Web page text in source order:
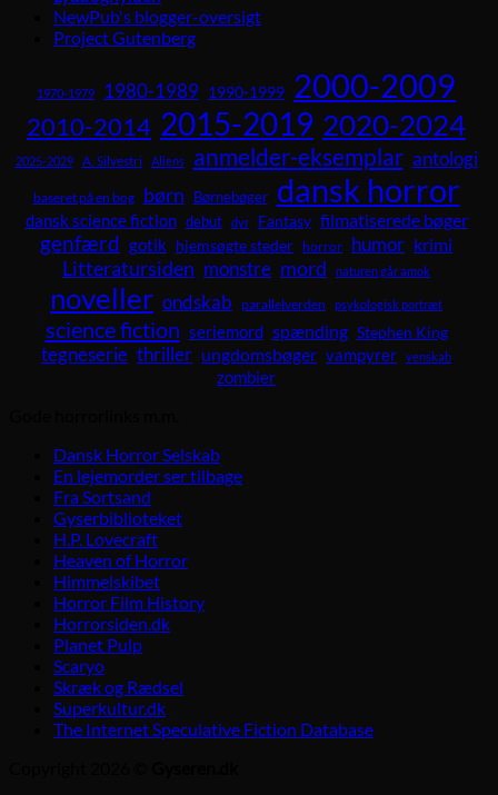
NewPub's blogger-oversigt
Project Gutenberg
1970-1979 1980-1989 1990-1999 2000-2009
2010-2014 2015-2019 2020-2024
2025-2029 A. Silvestri Aliens anmelder-eksemplar antologi
baseret på en bog børn Børnebøger dansk horror
dansk science fiction debut dyr Fantasy filmatiserede bøger
genfærd gotik hjemsøgte steder horror humor krimi
Litteratursiden monstre mord naturen går amok
noveller ondskab parallelverden psykologisk portræt
science fiction seriemord spænding Stephen King
tegneserie thriller ungdomsbøger vampyrer venskab
zombier
Dansk Horror Selskab
En lejemorder ser tilbage
Fra Sortsand
Gyserbiblioteket
H.P. Lovecraft
Heaven of Horror
Himmelskibet
Horror Film History
Horrorsiden.dk
Planet Pulp
Scaryo
Skræk og Rædsel
Superkultur.dk
The Internet Speculative Fiction Database